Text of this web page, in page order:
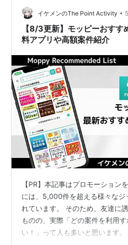
イケメンのThe Point Activity •
【8/3更新】モッピーおすす
料アプリや高額案件紹介
【PR】本記事はプロモーション
には、5,000件を超える様々なジ
れています。 そのため、友達に
ものの、実際「どの案件を利用
い！」って人も多いと思います